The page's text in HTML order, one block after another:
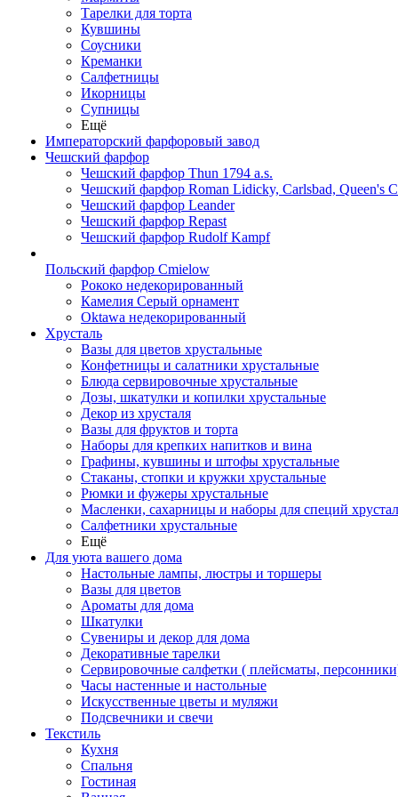
Тарелки для торта
Кувшины
Соусники
Креманки
Салфетницы
Икорницы
Супницы
Ещё
Императорский фарфоровый завод
Чешский фарфор
Чешский фарфор Thun 1794 a.s.
Чешский фарфор Roman Lidicky, Carlsbad, Queen's
Чешский фарфор Leander
Чешский фарфор Repast
Чешский фарфор Rudolf Kampf
Польский фарфор Сmielow
Рококо недекорированный
Камелия Серый орнамент
Oktawa недекорированный
Хрусталь
Вазы для цветов хрустальные
Конфетницы и салатники хрустальные
Блюда сервировочные хрустальные
Дозы, шкатулки и копилки хрустальные
Декор из хрусталя
Вазы для фруктов и торта
Наборы для крепких напитков и вина
Графины, кувшины и штофы хрустальные
Стаканы, стопки и кружки хрустальные
Рюмки и фужеры хрустальные
Масленки, сахарницы и наборы для специй
Салфетники хрустальные
Ещё
Для уюта вашего дома
Настольные лампы, люстры и торшеры
Вазы для цветов
Ароматы для дома
Шкатулки
Сувениры и декор для дома
Декоративные тарелки
Сервировочные салфетки ( плейсматы,
Часы настенные и настольные
Искусственные цветы и муляжи
Подсвечники и свечи
Текстиль
Кухня
Спальня
Гостиная